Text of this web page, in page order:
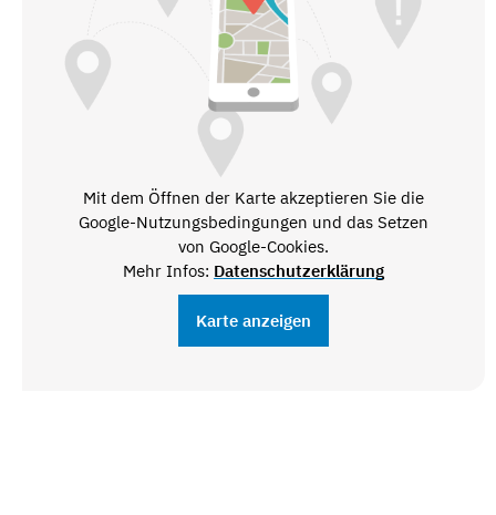
Mit dem Öffnen der Karte akzeptieren Sie die
Google-Nutzungsbedingungen und das Setzen
von Google-Cookies.
Mehr Infos: Datenschutzerklärung
Karte anzeigen